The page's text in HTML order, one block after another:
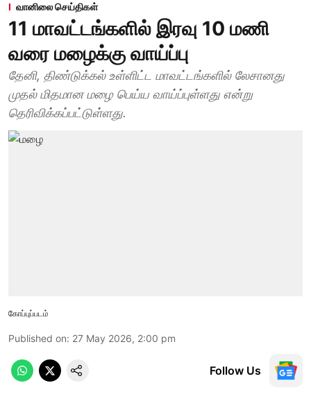
வானிலை செய்திகள்
11 மாவட்டங்களில் இரவு 10 மணி
வரை மழைக்கு வாய்ப்பு
தேனி, திண்டுக்கல் உள்ளிட்ட மாவட்டங்களில் லேசானது
முதல் மிதமான மழை பெய்ய வாய்ப்புள்ளது என்று
தெரிவிக்கப்பட்டுள்ளது.
கோப்புப்படம்
Published on: 27 May 2026, 2:00 pm
Follow Us